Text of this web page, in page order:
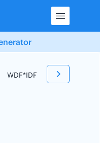
WDF*IDF Tool